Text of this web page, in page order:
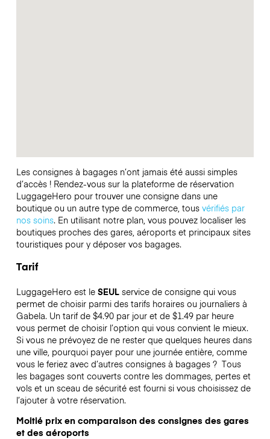
Les consignes à bagages n’ont jamais été aussi simples
d’accès ! Rendez-vous sur la plateforme de réservation
LuggageHero pour trouver une consigne dans une
boutique ou un autre type de commerce, tous vérifiés par
nos soins. En utilisant notre plan, vous pouvez localiser les
boutiques proches des gares, aéroports et principaux sites
touristiques pour y déposer vos bagages.
Tarif
LuggageHero est le SEULservice de consigne qui vous
permet de choisir parmi des tarifs horaires ou journaliers à
Gabela. Un tarif de $4.90 par jour et de $1.49 par heure
vous permet de choisir l’option qui vous convient le mieux.
Si vous ne prévoyez de ne rester que quelques heures dans
une ville, pourquoi payer pour une journée entière, comme
vous le feriez avec d’autres consignes à bagages ? Tous
les bagages sont couverts contre les dommages, pertes et
vols et un sceau de sécurité est fourni si vous choisissez de
l’ajouter à votre réservation.
Moitié prix en comparaison des consignes des gares
et des aéroports